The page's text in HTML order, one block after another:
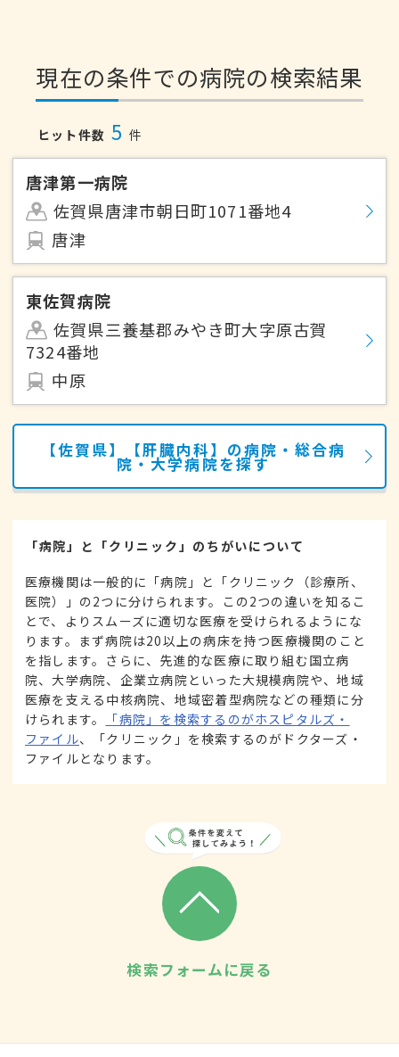
現在の条件での病院の検索結果
ヒット件数 5 件
唐津第一病院
佐賀県唐津市朝日町1071番地4
唐津
東佐賀病院
佐賀県三養基郡みやき町大字原古賀
7324番地
中原
【佐賀県】【肝臓内科】の病院・総合病
院・大学病院を探す
「病院」と「クリニック」のちがいについて
医療機関は一般的に「病院」と「クリニック（診療所、
医院）」の2つに分けられます。この2つの違いを知るこ
とで、よりスムーズに適切な医療を受けられるようにな
ります。まず病院は20以上の病床を持つ医療機関のこと
を指します。さらに、先進的な医療に取り組む国立病
院、大学病院、企業立病院といった大規模病院や、地域
医療を支える中核病院、地域密着型病院などの種類に分
けられます。
「病院」を検索するのがホスピタルズ・
ファイル、「クリニック」を検索するのがドクターズ・
ファイルとなります。
検索フォームに戻る